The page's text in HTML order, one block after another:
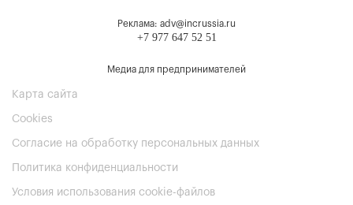
Реклама: adv@incrussia.ru
+7 977 647 52 51
Медиа для предпринимателей
Карта сайта
Cookies
Согласие на обработку персональных данных
Политика конфиденциальности
Условия использования cookie-файлов